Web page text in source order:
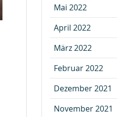
Mai 2022
April 2022
März 2022
Februar 2022
Dezember 2021
November 2021